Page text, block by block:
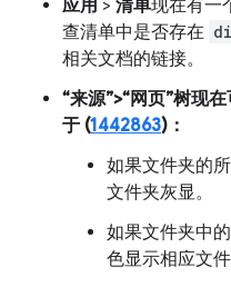
应用 > 清单现在有一
查清单中是否存在
相关文档的链接。
“来源”>“网页”树现
于 (1442863)：
如果文件夹的
文件夹灰显。
如果文件夹中
色显示相应文件